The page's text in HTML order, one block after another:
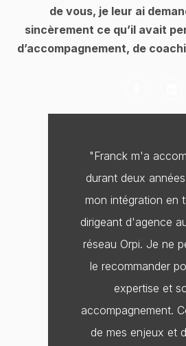
de vous, je leur ai
sincèrement ce qu’il avait
d’accompagnement, de
e
o
k
f
k
n
"Franck m'a
durant deux
mon intégration en
dirigeant d'agence
réseau Orpi. Je ne
le recommander
expertise et
accompagnement.
de mes enjeux et